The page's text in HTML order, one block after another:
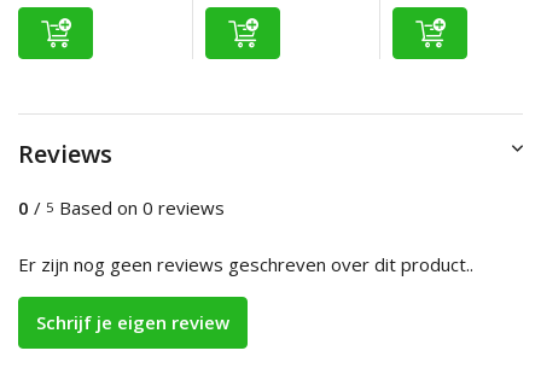
Reviews
0 / 5 Based on 0 reviews
Er zijn nog geen reviews geschreven over dit product..
Schrijf je eigen review